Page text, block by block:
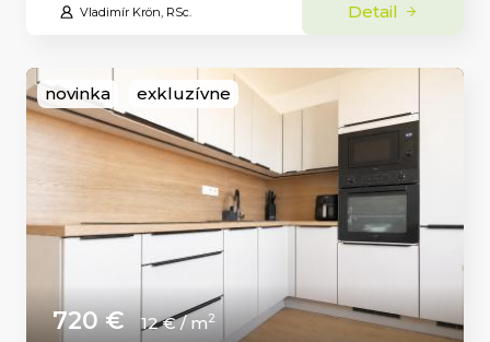
Vladimír Krön, RSc. Detail
novinka exkluzívne
720 € 12 € / m2